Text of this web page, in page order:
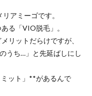
アミーゴです。
る「VIO脱毛」。
リットだらけですが、
うち…」と先延ばしにし
ット」**があるんで